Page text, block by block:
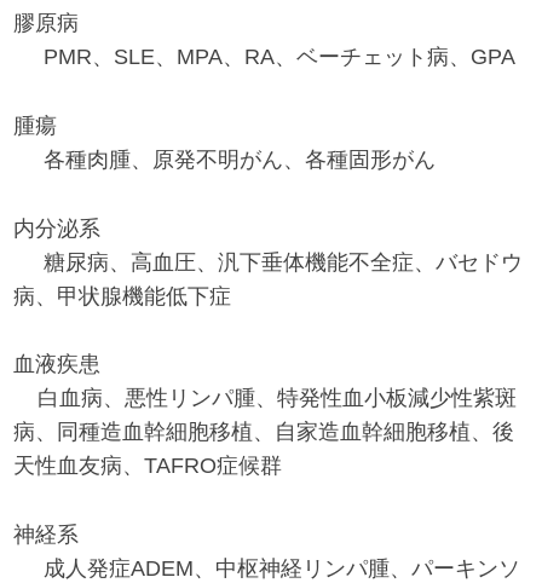
膠原病
PMR、SLE、MPA、RA、ベーチェット病、GPA
腫瘍
各種肉腫、原発不明がん、各種固形がん
内分泌系
糖尿病、高血圧、汎下垂体機能不全症、バセドウ
病、甲状腺機能低下症
血液疾患
白血病、悪性リンパ腫、特発性血小板減少性紫斑
病、同種造血幹細胞移植、自家造血幹細胞移植、後
天性血友病、TAFRO症候群
神経系
成人発症ADEM、中枢神経リンパ腫、パーキンソ